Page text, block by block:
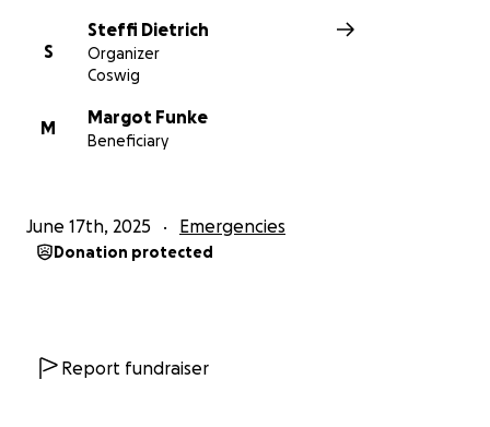
S
Steffi Dietrich
Organizer
Coswig
M
Margot Funke
Beneficiary
June 17th, 2025 Emergencies
Donation protected
Report fundraiser